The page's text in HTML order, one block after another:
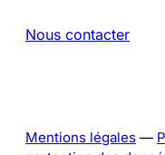
Nous contacter
Mentions légales —